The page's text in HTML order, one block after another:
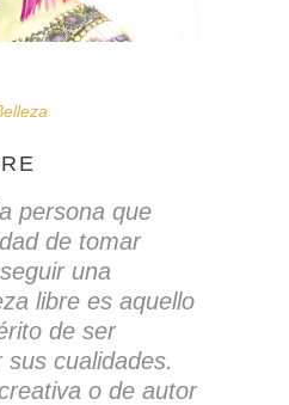
persona que
de tomar
una
libre es aquello
de ser
cualidades.
o de autor